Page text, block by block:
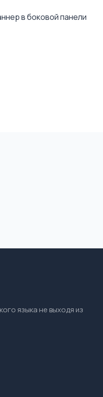
языка не выходя из